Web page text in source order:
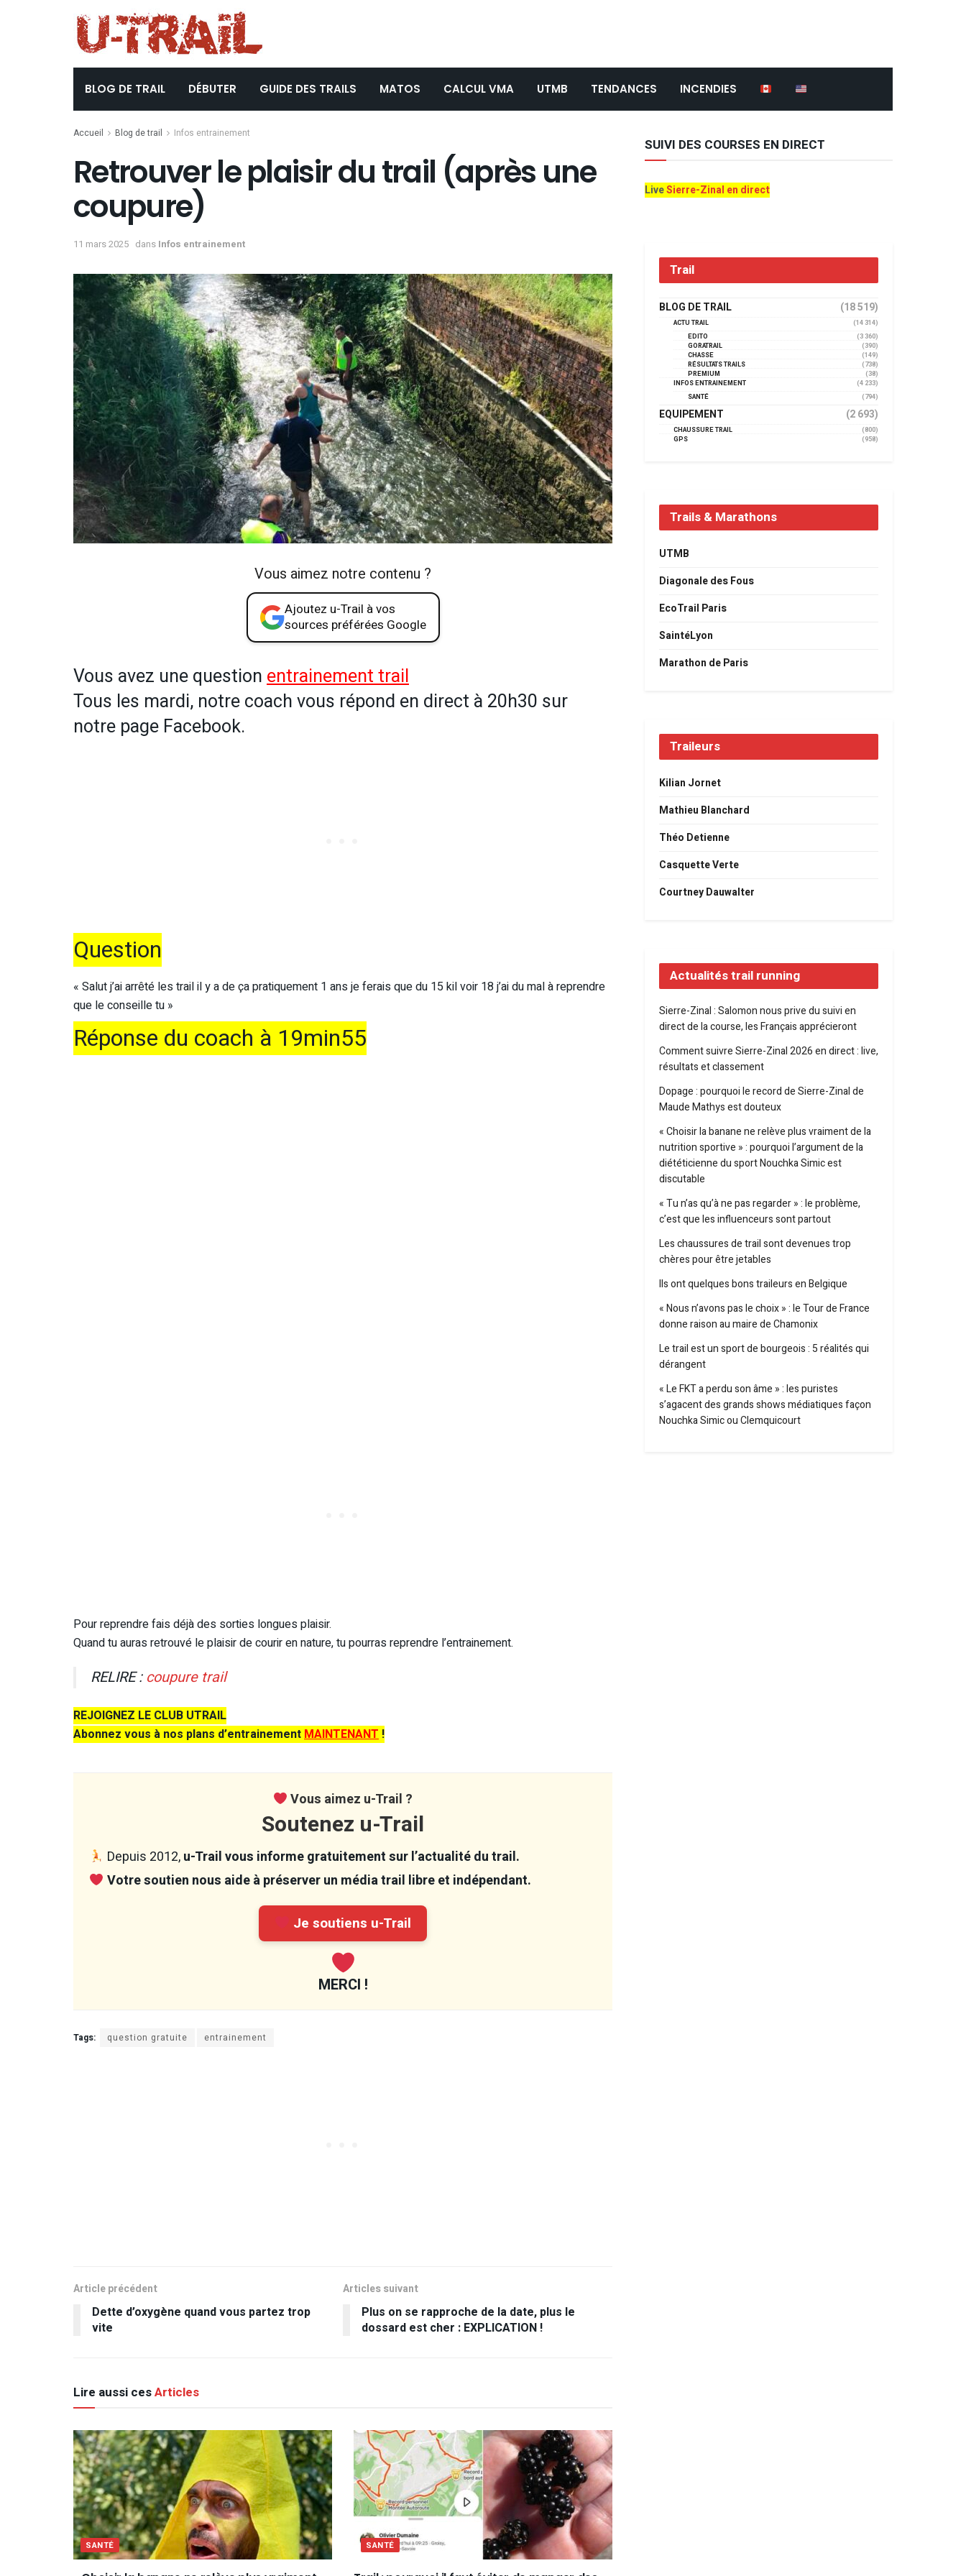
BLOG DE TRAIL DÉBUTER GUIDE DES TRAILS MATOS CALCUL VMA UTMB TENDANCES INCENDIES
Accueil Blog de trail Infos entrainement
Retrouver le plaisir du trail (après une
coupure)
11 mars 2025 dans Infos entrainement
Vous aimez notre contenu ?
Ajoutez u-Trail à vos
sources préférées Google
Vous avez une questionentrainement trail
Tous les mardi, notre coach vous répond en direct à 20h30 sur
notre page Facebook.
Question
« Salut j’ai arrêté les trail il y a de ça pratiquement 1 ans je ferais que du 15 kil voir 18 j’ai du mal à reprendre
que le conseille tu »
Réponse du coach à 19min55
Pour reprendre fais déjà des sorties longues plaisir.
Quand tu auras retrouvé le plaisir de courir en nature, tu pourras reprendre l’entrainement.
RELIRE : coupure trail
REJOIGNEZ LE CLUB UTRAIL
Abonnez vous à nos plans d’entrainement MAINTENANT !
Vous aimez u-Trail ?
Soutenez u-Trail
Depuis 2012,u-Trail vous informe gratuitement sur l’actualité du trail.
Votre soutien nous aide à préserver un média trail libre et indépendant.
Je soutiens u-Trail
MERCI !
Tags: question gratuite entrainement
Article précédent
Dette d’oxygène quand vous partez trop
vite
Articles suivant
Plus on se rapproche de la date, plus le
dossard est cher : EXPLICATION !
Lire aussi cesArticles
SANTÉ SANTÉ
SUIVI DES COURSES EN DIRECT
LiveSierre-Zinal en direct
Trail
BLOG DE TRAIL (18 519)
ACTU TRAIL
(14 314)
EDITO
(3 360)
GORATRAIL
(390)
CHASSE
(149)
RÉSULTATS TRAILS
(738)
PREMIUM
(38)
INFOS ENTRAINEMENT
(4 233)
SANTÉ
(794)
EQUIPEMENT (2 693)
CHAUSSURE TRAIL
(800)
GPS
(958)
Trails & Marathons
UTMB
Diagonale des Fous
EcoTrail Paris
SaintéLyon
Marathon de Paris
Traileurs
Kilian Jornet
Mathieu Blanchard
Théo Detienne
Casquette Verte
Courtney Dauwalter
Actualités trail running
Sierre-Zinal : Salomon nous prive du suivi en
direct de la course, les Français apprécieront
Comment suivre Sierre-Zinal 2026 en direct : live,
résultats et classement
Dopage : pourquoi le record de Sierre-Zinal de
Maude Mathys est douteux
« Choisir la banane ne relève plus vraiment de la
nutrition sportive » : pourquoi l’argument de la
diététicienne du sport Nouchka Simic est
discutable
« Tu n’as qu’à ne pas regarder » : le problème,
c’est que les influenceurs sont partout
Les chaussures de trail sont devenues trop
chères pour être jetables
Ils ont quelques bons traileurs en Belgique
« Nous n’avons pas le choix » : le Tour de France
donne raison au maire de Chamonix
Le trail est un sport de bourgeois : 5 réalités qui
dérangent
« Le FKT a perdu son âme » : les puristes
s’agacent des grands shows médiatiques façon
Nouchka Simic ou Clemquicourt